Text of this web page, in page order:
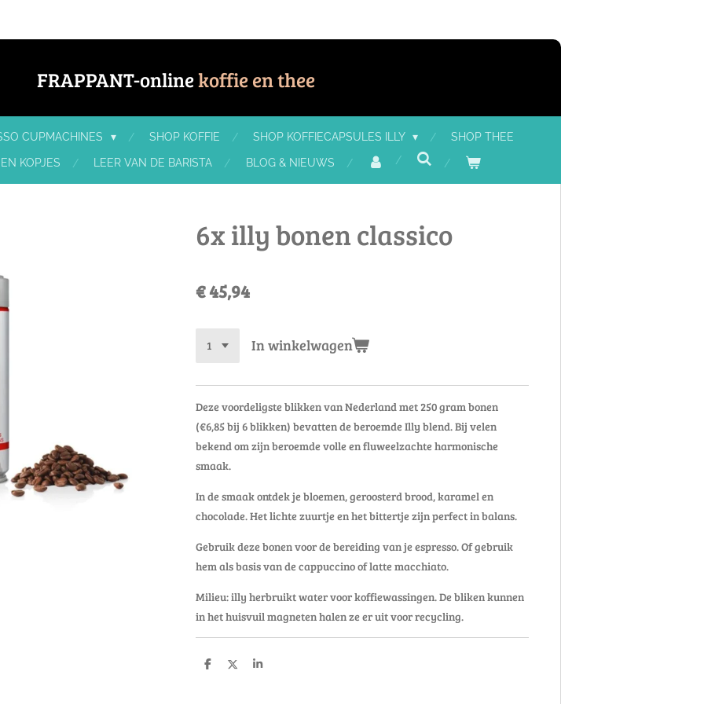
FRAPPANT-onlinekoffie en thee
CUPMACHINES SHOP KOFFIE SHOP KOFFIECAPSULES ILLY SHOP THEE
KOPJES LEER VAN DE BARISTA BLOG & NIEUWS
6x illy bonen classico
€ 45,94
In winkelwagen
Deze voordeligste blikken van Nederland met 250 gram bonen
(€6,85 bij 6 blikken) bevatten de beroemde Illy blend. Bij velen
bekend om zijn beroemde volle en fluweelzachte harmonische
smaak.
In de smaak ontdek je bloemen, geroosterd brood, karamel en
chocolade. Het lichte zuurtje en het bittertje zijn perfect in balans.
Gebruik deze bonen voor de bereiding van je espresso. Of gebruik
hem als basis van de cappuccino of latte macchiato.
Milieu: illy herbruikt water voor koffiewassingen. De bliken kunnen
in het huisvuil magneten halen ze er uit voor recycling.
D
D
S